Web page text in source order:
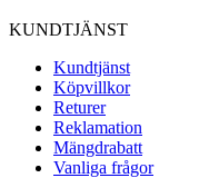
KUNDTJÄNST
Kundtjänst
Köpvillkor
Returer
Reklamation
Mängdrabatt
Vanliga frågor